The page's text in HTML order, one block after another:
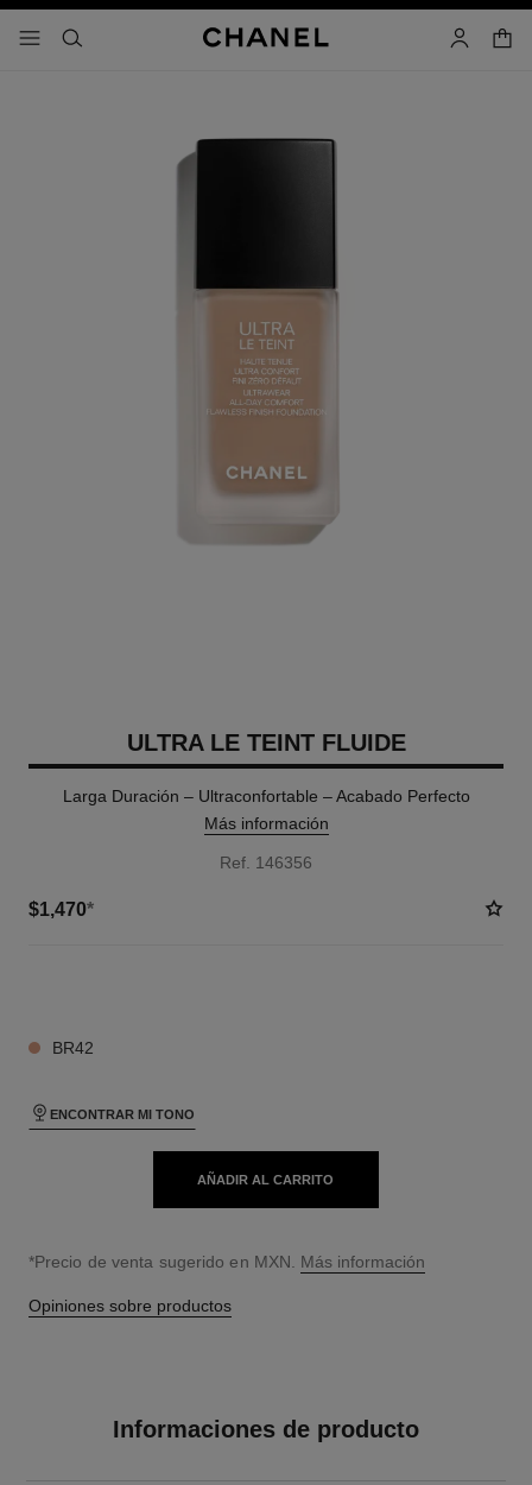
- navegación principal
buscar cuenta
carrito
ULTRA LE TEINT FLUIDE
Larga Duración – Ultraconfortable – Acabado Perfecto
Más información
Ref. 146356
$1,470*
BR42
ENCONTRAR MI TONO
AÑADIR AL CARRITO
↩
*Precio de venta sugerido en MXN. Más información
Opiniones sobre productos
Informaciones de producto